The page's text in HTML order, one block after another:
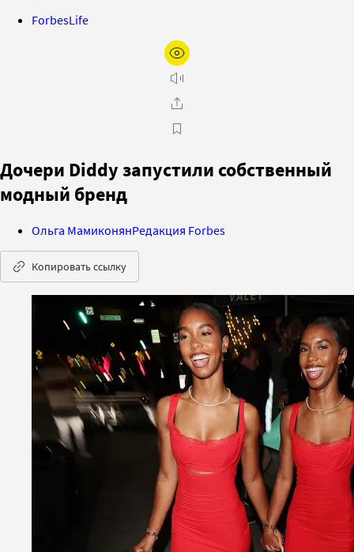
ForbesLife
Дочери Diddy запустили собственный
модный бренд
Ольга МамиконянРедакция Forbes
Копировать ссылку